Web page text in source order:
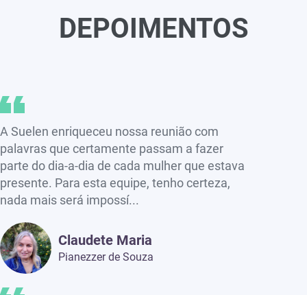
DEPOIMENTOS
A Suelen enriqueceu nossa reunião com
palavras que certamente passam a fazer
parte do dia-a-dia de cada mulher que estava
presente. Para esta equipe, tenho certeza,
nada mais será impossí...
Claudete Maria
Pianezzer de Souza